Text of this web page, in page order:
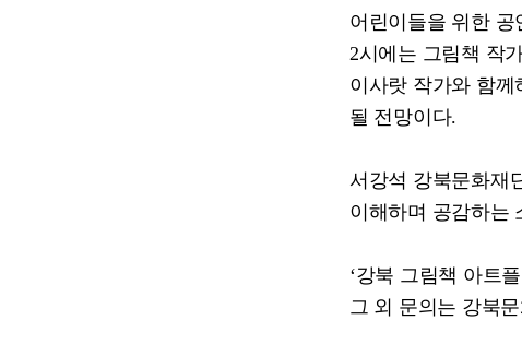
어린이들을 위한
2시에는 그림책 작
이사랏 작가와 함
될 전망이다.
서강석 강북문화재
이해하며 공감하는
‘강북 그림책 아트플
그 외 문의는 강북